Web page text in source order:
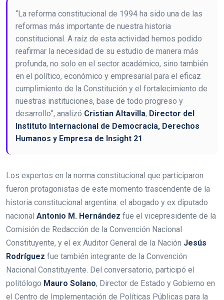
“La reforma constitucional de 1994 ha sido una de las
reformas más importante de nuestra historia
constitucional. A raíz de esta actividad hemos podido
reafirmar la necesidad de su estudio de manera más
profunda, no solo en el sector académico, sino también
en el político, económico y empresarial para el eficaz
cumplimiento de la Constitución y el fortalecimiento de
nuestras instituciones, base de todo progreso y
desarrollo”, analizó Cristian Altavilla, Director del
Instituto Internacional de Democracia, Derechos
Humanos y Empresa de Insight 21
Los expertos en la norma constitucional que participaron
fueron protagonistas de este momento trascendente de la
historia constitucional argentina: el abogado y ex diputado
nacional Antonio M. Hernández fue el vicepresidente de la
Comisión de Redacción de la Convención Nacional
Constituyente, y el ex Auditor General de la Nación Jesús
Rodríguez fue también integrante de la Convención
Nacional Constituyente. Del conversatorio, participó el
politólogo Mauro Solano, Director de Estado y Gobierno en
el Centro de Implementación de Políticas Públicas para la